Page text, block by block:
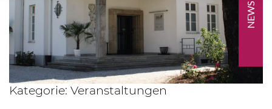
NEWS
Kategorie: Veranstaltungen